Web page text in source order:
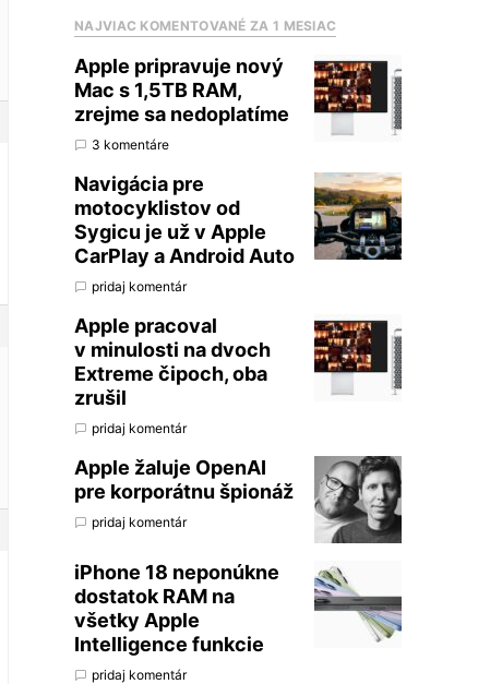
NAJVIAC KOMENTOVANÉ ZA 1 MESIAC
Apple pripravuje nový
Mac s 1,5TB RAM,
zrejme sa nedoplatíme
3 komentáre
Navigácia pre
motocyklistov od
Sygicu je už v Apple
CarPlay a Android Auto
pridaj komentár
Apple pracoval
v minulosti na dvoch
Extreme čipoch, oba
zrušil
pridaj komentár
Apple žaluje OpenAI
pre korporátnu špionáž
pridaj komentár
iPhone 18 neponúkne
dostatok RAM na
všetky Apple
Intelligence funkcie
pridaj komentár